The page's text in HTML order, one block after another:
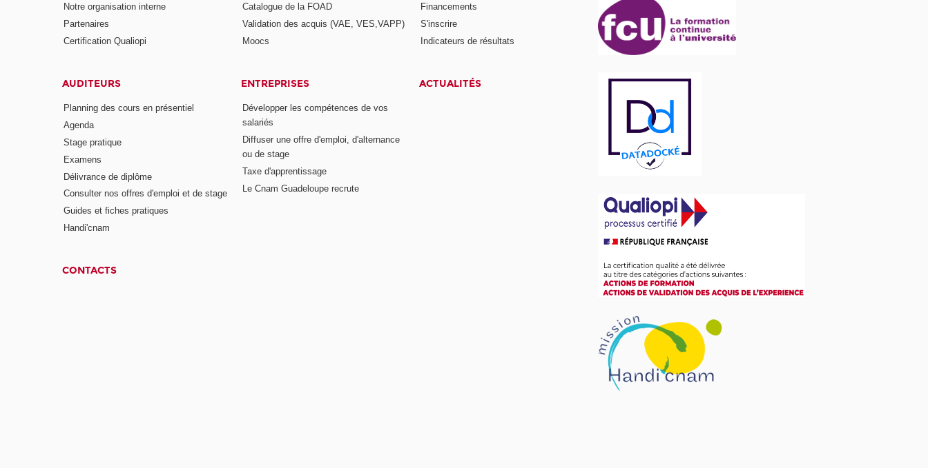
Notre organisation interne
Partenaires
Certification Qualiopi
Catalogue de la FOAD
Validation des acquis (VAE, VES,VAPP)
Moocs
Financements
S'inscrire
Indicateurs de résultats
AUDITEURS
Planning des cours en présentiel
Agenda
Stage pratique
Examens
Délivrance de diplôme
Consulter nos offres d'emploi et de stage
Guides et fiches pratiques
Handi'cnam
ENTREPRISES
Développer les compétences de vos
salariés
Diffuser une offre d'emploi, d'alternance
ou de stage
Taxe d'apprentissage
Le Cnam Guadeloupe recrute
ACTUALITÉS
CONTACTS